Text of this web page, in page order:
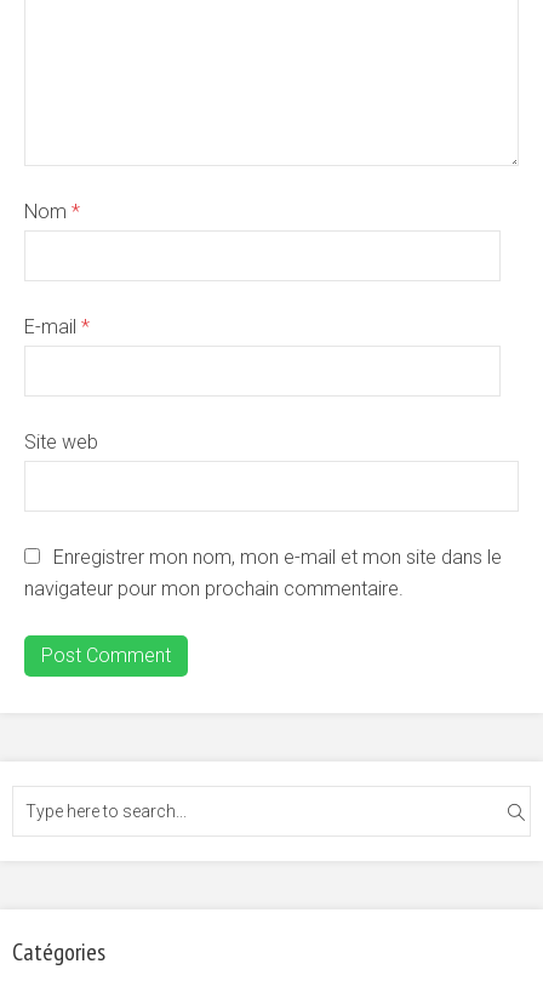
Nom *
E-mail *
Site web
Enregistrer mon nom, mon e-mail et mon site dans le
navigateur pour mon prochain commentaire.
Catégories